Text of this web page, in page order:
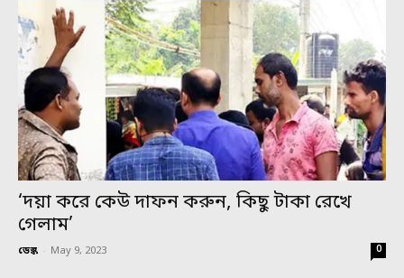
‘দয়া করে কেউ দাফন করুন, কিছু টাকা রেখে
গেলাম’
ডেস্ক - May 9, 2023 0